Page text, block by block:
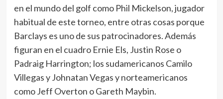
en el mundo del golf como Phil Mickelson, jugador
habitual de este torneo, entre otras cosas porque
Barclays es uno de sus patrocinadores. Además
figuran en el cuadro Ernie Els, Justin Rose o
Padraig Harrington; los sudamericanos Camilo
Villegas y Johnatan Vegas y norteamericanos
como Jeff Overton o Gareth Maybin.